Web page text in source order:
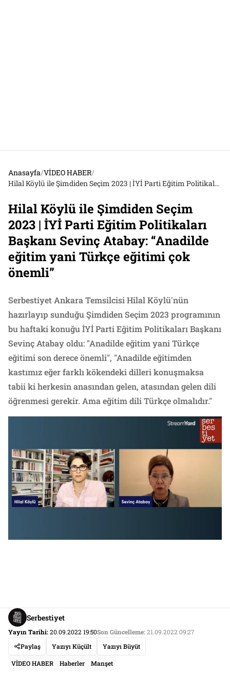
Anasayfa/VİDEO HABER/
Hilal Köylü ile Şimdiden Seçim 2023 | İYİ Parti Eğitim Politikaları Başkanı Sevinç Atabay: “Anadilde eğitim yani Türkçe eğitimi çok önemli”
Hilal Köylü ile Şimdiden Seçim
2023 | İYİ Parti Eğitim Politikaları
Başkanı Sevinç Atabay: “Anadilde
eğitim yani Türkçe eğitimi çok
önemli”
Serbestiyet Ankara Temsilcisi Hilal Köylü'nün
hazırlayıp sunduğu Şimdiden Seçim 2023 programının
bu haftaki konuğu İYİ Parti Eğitim Politikaları Başkanı
Sevinç Atabay oldu: "Anadilde eğitim yani Türkçe
eğitimi son derece önemli", "Anadilde eğitimden
kastımız eğer farklı kökendeki dilleri konuşmaksa
tabii ki herkesin anasından gelen, atasından gelen dili
öğrenmesi gerekir. Ama eğitim dili Türkçe olmalıdır."
Serbestiyet
Yayın Tarihi:20.09.2022 19:50Son Güncelleme:21.09.2022 09:27
Paylaş
Yazıyı Küçült Yazıyı Büyüt
VİDEO HABER Haberler Manşet